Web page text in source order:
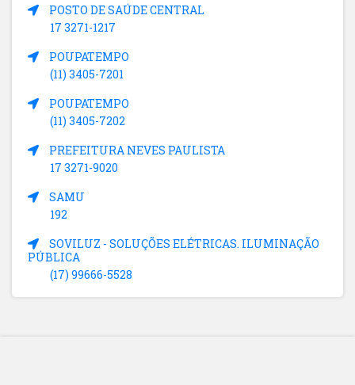
POSTO DE SAÚDE CENTRAL
17 3271-1217
POUPATEMPO
(11) 3405-7201
POUPATEMPO
(11) 3405-7202
PREFEITURA NEVES PAULISTA
17 3271-9020
SAMU
192
SOVILUZ - SOLUÇÕES ELÉTRICAS. ILUMINAÇÃO
PÚBLICA
(17) 99666-5528